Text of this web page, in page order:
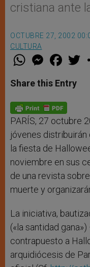
cristiana ante
OCTUBRE 27, 2002
CULTURA
W
t
s
p
p
M
e
s
e
g
e
r
F
a
e
b
o
k
w
Share this Entry
PARÍS, 27 octubre
jóvenes
la fiesta de
noviembre en sus
de una revista
muerte y
La iniciativa,
(«la santidad
contrapuesto a
arquidiócesis de